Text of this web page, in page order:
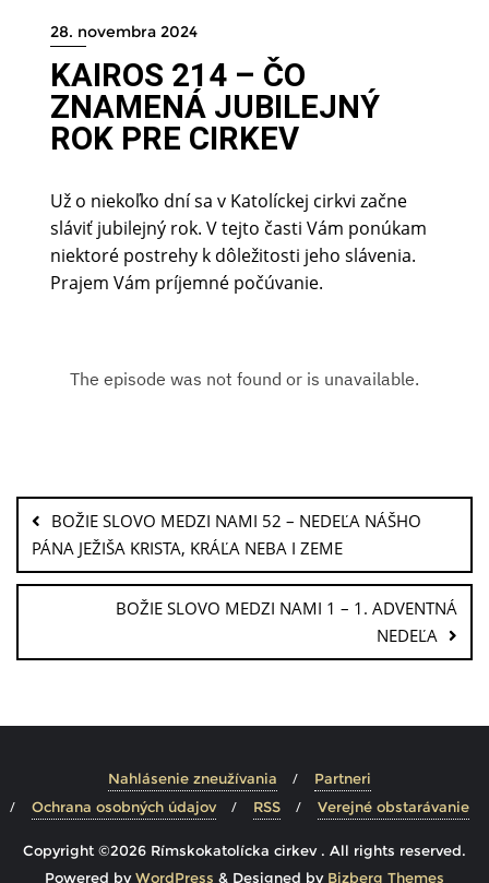
28. novembra 2024
KAIROS 214 – ČO
ZNAMENÁ JUBILEJNÝ
ROK PRE CIRKEV
Už o niekoľko dní sa v Katolíckej cirkvi začne
sláviť jubilejný rok. V tejto časti Vám ponúkam
niektoré postrehy k dôležitosti jeho slávenia.
Prajem Vám príjemné počúvanie.
BOŽIE SLOVO MEDZI NAMI 52 – NEDEĽA NÁŠHO
PÁNA JEŽIŠA KRISTA, KRÁĽA NEBA I ZEME
BOŽIE SLOVO MEDZI NAMI 1 – 1. ADVENTNÁ
NEDEĽA
Nahlásenie zneužívania
Partneri
Ochrana osobných údajov
RSS Verejné obstarávanie
Copyright ©2026 Rímskokatolícka cirkev . All rights reserved.
Powered byWordPress & Designed by Bizberg Themes